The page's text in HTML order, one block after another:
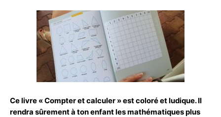
Ce livre « Compter et calculer » est coloré et ludique. Il
rendra sûrement à ton enfant les mathématiques plus